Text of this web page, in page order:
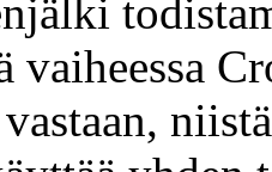
vaiheessa